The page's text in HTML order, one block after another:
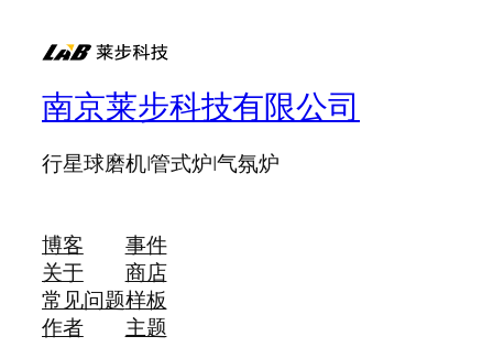
南京莱步科技有限公司
行星球磨机|管式炉|气氛炉
博客
关于
常见问题
作者
事件
商店
样板
主题